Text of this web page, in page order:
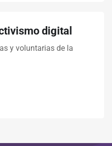
digital
y voluntarias de la